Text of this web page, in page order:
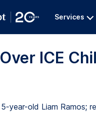
Services
ICE
year-old Liam Ramos;